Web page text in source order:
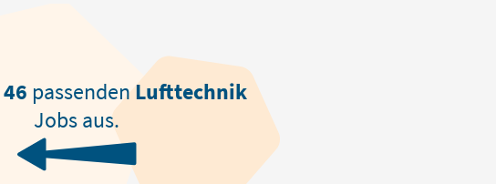
46 passenden Lufttechnik
Jobs aus.